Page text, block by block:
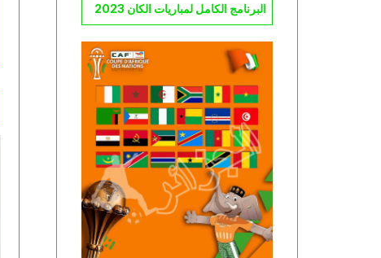
البرنامج الكامل لمباريات الكان 2023